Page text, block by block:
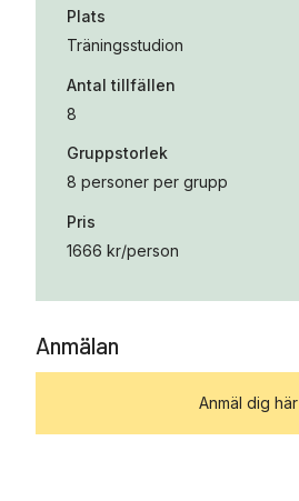
Plats
Träningsstudion
Antal tillfällen
8
Gruppstorlek
8 personer per grupp
Pris
1666 kr/person
Anmälan
Anmäl dig här